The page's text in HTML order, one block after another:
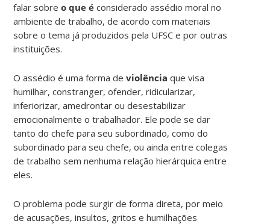
falar sobreo que é considerado assédio moral no
ambiente de trabalho, de acordo com materiais
sobre o tema já produzidos pela UFSC e por outras
instituições.
O assédio é uma forma deviolência que visa
humilhar, constranger, ofender, ridicularizar,
inferiorizar, amedrontar ou desestabilizar
emocionalmente o trabalhador. Ele pode se dar
tanto do chefe para seu subordinado, como do
subordinado para seu chefe, ou ainda entre colegas
de trabalho sem nenhuma relação hierárquica entre
eles.
O problema pode surgir de forma direta, por meio
de acusações, insultos, gritos e humilhações